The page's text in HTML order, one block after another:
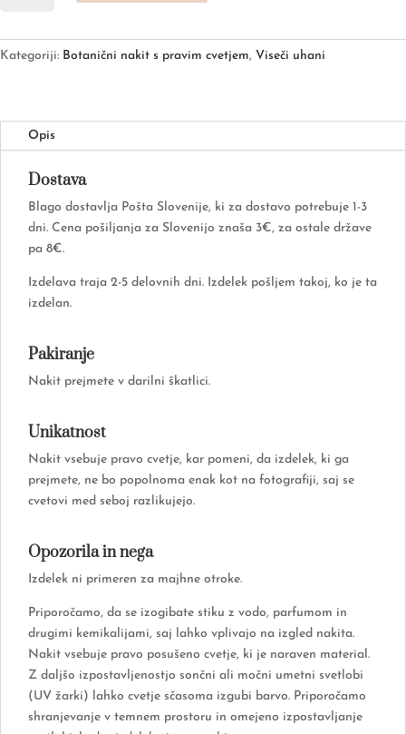
čebulico,
Kategoriji: Botanični nakit s pravim cvetjem, Viseči uhani
Opis
Dostava
Blago dostavlja Pošta Slovenije, ki za dostavo potrebuje 1-3
dni. Cena pošiljanja za Slovenijo znaša 3€, za ostale države
pa 8€.
Izdelava traja 2-5 delovnih dni. Izdelek pošljem takoj, ko je ta
izdelan.
Pakiranje
Nakit prejmete v darilni škatlici.
Unikatnost
Nakit vsebuje pravo cvetje, kar pomeni, da izdelek, ki ga
prejmete, ne bo popolnoma enak kot na fotografiji, saj se
cvetovi med seboj razlikujejo.
Opozorila in nega
Izdelek ni primeren za majhne otroke.
Priporočamo, da se izogibate stiku z vodo, parfumom in
drugimi kemikalijami, saj lahko vplivajo na izgled nakita.
Nakit vsebuje pravo posušeno cvetje, ki je naraven material.
Z daljšo izpostavljenostjo sončni ali močni umetni svetlobi
(UV žarki) lahko cvetje sčasoma izgubi barvo. Priporočamo
shranjevanje v temnem prostoru in omejeno izpostavljanje